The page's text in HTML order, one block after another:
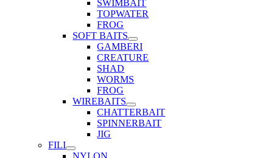
SWIMBAIT
TOPWATER
FROG
SOFT BAITS
GAMBERI
CREATURE
SHAD
WORMS
FROG
WIREBAITS
CHATTERBAIT
SPINNERBAIT
JIG
FILI
NYLON